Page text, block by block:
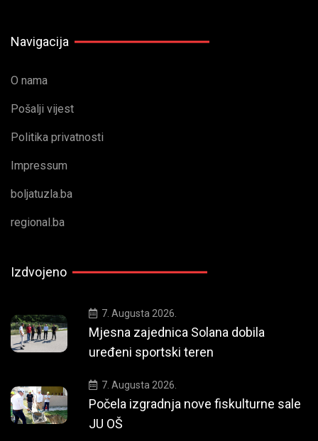
Navigacija
O nama
Pošalji vijest
Politika privatnosti
Impressum
boljatuzla.ba
regional.ba
Izdvojeno
7. Augusta 2026.
Mjesna zajednica Solana dobila
uređeni sportski teren
7. Augusta 2026.
Počela izgradnja nove fiskulturne sale
JU OŠ